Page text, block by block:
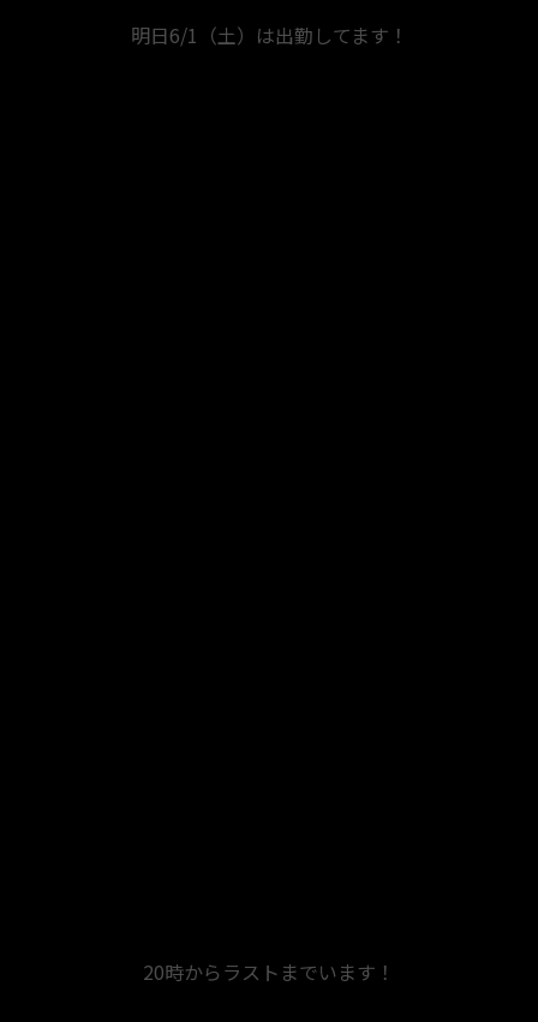
明日6/1（土）は出勤してます！
20時からラストまでいます！